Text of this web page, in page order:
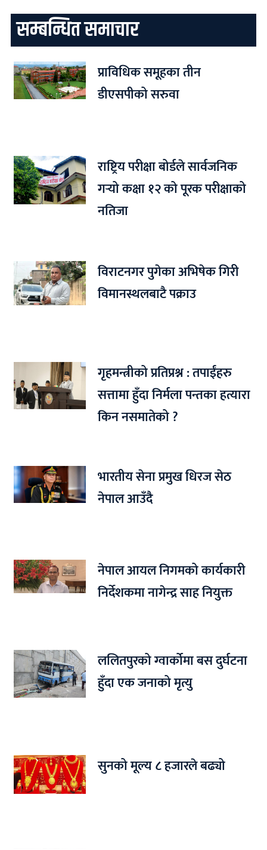
सम्बन्धित समाचार
प्राविधिक समूहका तीन
डीएसपीको सरुवा
राष्ट्रिय परीक्षा बोर्डले सार्वजनिक
गर्‍यो कक्षा १२ को पूरक परीक्षाको
नतिजा
विराटनगर पुगेका अभिषेक गिरी
विमानस्थलबाटै पक्राउ
गृहमन्त्रीको प्रतिप्रश्न : तपाईंहरु
सत्तामा हुँदा निर्मला पन्तका हत्यारा
किन नसमातेको ?
भारतीय सेना प्रमुख धिरज सेठ
नेपाल आउँदै
नेपाल आयल निगमको कार्यकारी
निर्देशकमा नागेन्द्र साह नियुक्त
ललितपुरको ग्वार्कोमा बस दुर्घटना
हुँदा एक जनाको मृत्यु
सुनको मूल्य ८ हजारले बढ्यो